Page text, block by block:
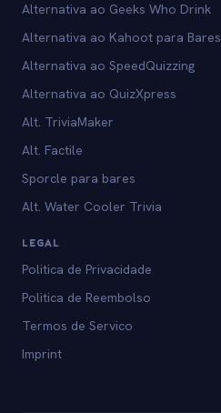
Alternativa ao Geeks Who Drink
Alternativa ao Kahoot para Bares
Alternativa ao SpeedQuizzing
Alternativa ao QuizXpress
Alt. TriviaMaker
Alt. Factile
Sporcle para bares
Alt. Water Cooler Trivia
LEGAL
Politica de Privacidade
Politica de Reembolso
Termos de Servico
Imprint